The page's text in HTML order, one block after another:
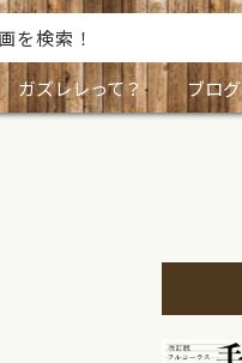
ガズレレって？ ブログ